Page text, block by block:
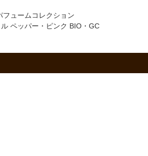
フュームコレクション
ペッパー・ピンク BIO・GC